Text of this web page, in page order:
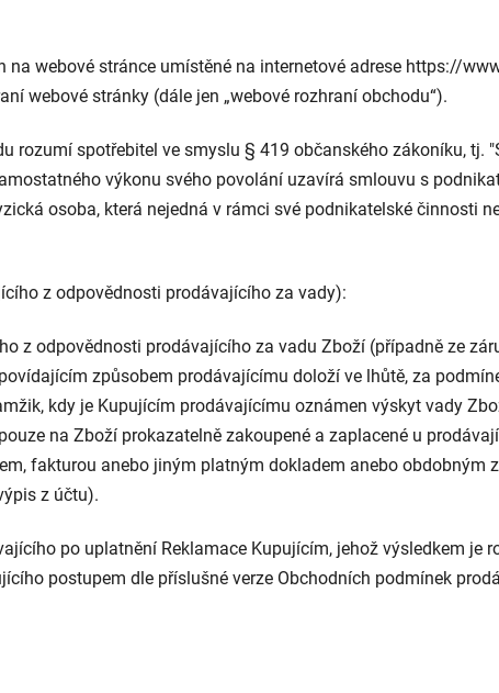
na webové stránce umístěné na internetové adrese https://
webové stránky (dále jen „webové rozhraní obchodu“).
rozumí spotřebitel ve smyslu § 419 občanského zákoníku, tj.
výkonu svého povolání uzavírá smlouvu s
osoba, která nejedná v rámci své podnikatelské činnosti
z odpovědnosti prodávajícího za vady):
z odpovědnosti prodávajícího za vadu Zboží (případně ze
způsobem prodávajícímu doloží ve lhůtě, za
kdy je Kupujícím prodávajícímu oznámen výskyt vady
na Zboží prokazatelně zakoupené a zaplacené u
fakturou anebo jiným platným dokladem anebo obdobným
z účtu).
po uplatnění Reklamace Kupujícím, jehož výsledkem je
postupem dle příslušné verze Obchodních podmínek